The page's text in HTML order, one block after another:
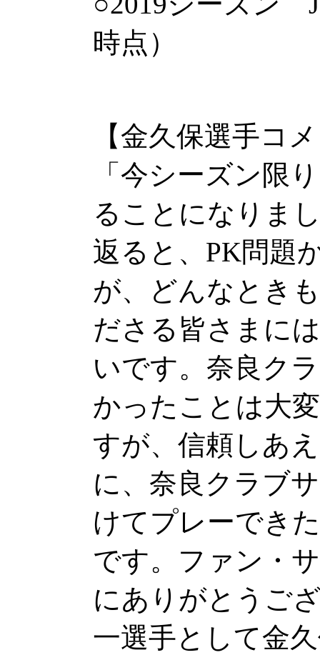
時点）
【金久保選手コ
「今シーズン限
ることになりま
返ると、PK問題
が、どんなとき
ださる皆さまに
いです。奈良ク
かったことは大
すが、信頼しあ
に、奈良クラブ
けてプレーでき
です。ファン・
にありがとうご
一選手として金